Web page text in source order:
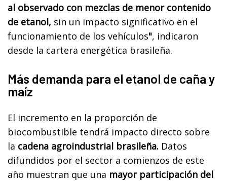
al observado con mezclas de menor contenido
de etanol, sin un impacto significativo en el
funcionamiento de los vehículos", indicaron
desde la cartera energética brasileña.
Más demanda para el etanol de caña y
maíz
El incremento en la proporción de
biocombustible tendrá impacto directo sobre
la cadena agroindustrial brasileña. Datos
difundidos por el sector a comienzos de este
año muestran que una mayor participación del